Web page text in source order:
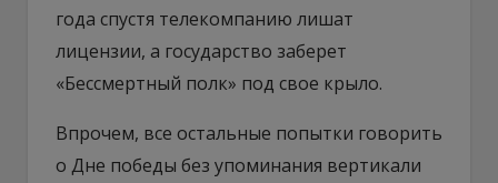
года спустя телекомпанию лишат
лицензии, а государство заберет
«Бессмертный полк» под свое крыло.
Впрочем, все остальные попытки говорить
о Дне победы без упоминания вертикали